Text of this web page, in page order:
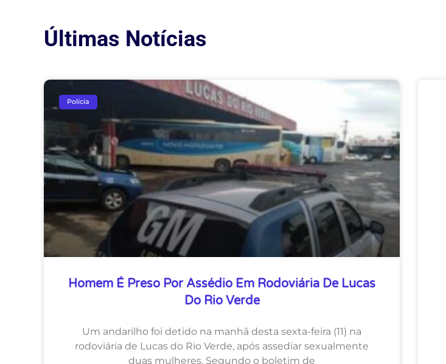
Últimas Notícias
Polícia
Homem É Preso Por Assédio Em Rodoviária De Lucas
Do Rio Verde
Um andarilho foi detido na manhã desta sexta-feira (11) na
rodoviária de Lucas do Rio Verde, após assediar sexualmente
duas mulheres. Segundo o boletim de